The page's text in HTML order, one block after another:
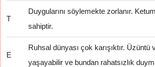
T
Duygularını söylemekte zorlanır.
sahiptir.
E
Ruhsal dünyası çok karışıktır.
yaşayabilir ve bundan rahatsızlık